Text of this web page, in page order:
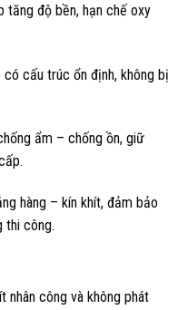
tăng độ bền, hạn chế oxy
cấu trúc ổn định, không bị
ẩm – chống ồn, giữ
hàng – kín khít, đảm bảo
thi công.
nhân công và không phát